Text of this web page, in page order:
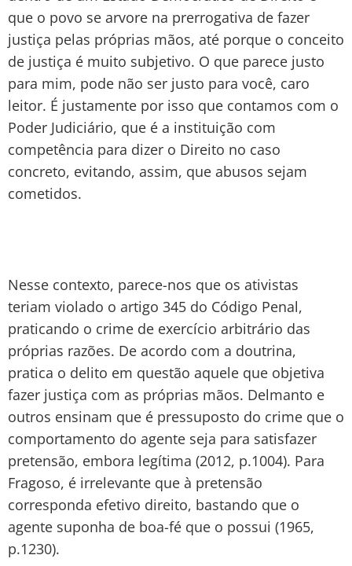
que o povo se arvore na prerrogativa de fazer
justiça pelas próprias mãos, até porque o conceito
de justiça é muito subjetivo. O que parece justo
para mim, pode não ser justo para você, caro
leitor. É justamente por isso que contamos com o
Poder Judiciário, que é a instituição com
competência para dizer o Direito no caso
concreto, evitando, assim, que abusos sejam
cometidos.
Nesse contexto, parece-nos que os ativistas
teriam violado o artigo 345 do Código Penal,
praticando o crime de exercício arbitrário das
próprias razões. De acordo com a doutrina,
pratica o delito em questão aquele que objetiva
fazer justiça com as próprias mãos. Delmanto e
outros ensinam que é pressuposto do crime que o
comportamento do agente seja para satisfazer
pretensão, embora legítima (2012, p.1004). Para
Fragoso, é irrelevante que à pretensão
corresponda efetivo direito, bastando que o
agente suponha de boa-fé que o possui (1965,
p.1230).